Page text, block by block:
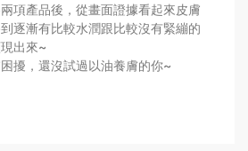
項產品後，從畫面證據看起來皮膚
逐漸有比較水潤跟比較沒有緊繃的
出來~
擾，還沒試過以油養膚的你~